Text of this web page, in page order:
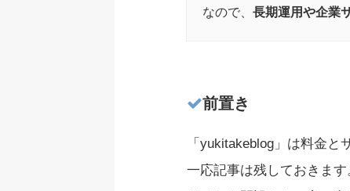
なので、長期運用や企業
前置き
「yukitakeblog」は料金と
一応記事は残しておきます